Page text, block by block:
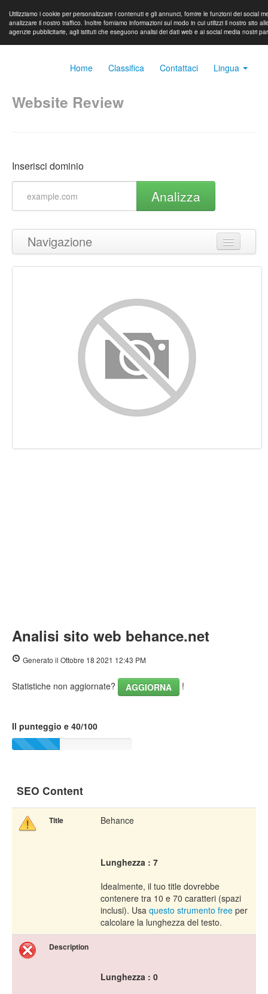
Utilizziamo i cookie per personalizzare i contenuti e gli annunci, fornire le funzioni dei social
analizzare il nostro traffico. Inoltre forniamo informazioni sul modo in cui utilizzi il nostro sito
agenzie pubblicitarie, agli istituti che eseguono analisi dei dati web e ai social media nostri
Home Classifica Contattaci Lingua
Website Review
Inserisci dominio
Analizza
Navigazione
Torna in cima
Keywords
Usabilita
Documento
Analisi sito web behance.net
Generato il Ottobre 18 2021 12:43 PM
Statistiche non aggiornate? AGGIORNA !
Il punteggio e 40/100
SEO Content
Title Behance
Lunghezza : 7
Idealmente, il tuo title dovrebbe
contenere tra 10 e 70 caratteri (spazi
inclusi). Usa questo strumento free per
calcolare la lunghezza del testo.
Description
Lunghezza : 0